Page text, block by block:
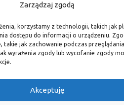
Zarządzaj zgodą
korzystamy z technologii, takich jak
dostępu do informacji o urządzeniu.
jak zachowanie podczas
wyrażenia zgody lub wycofanie zgody
Akceptuję